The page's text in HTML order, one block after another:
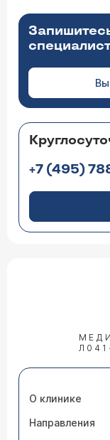
+7 (495)
О клинике
Направления